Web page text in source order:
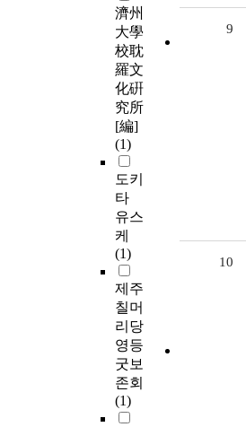
濟州
大學
校耽
羅文
化硏
究所
[編]
(1)
도키
타
유스
케
(1)
제주
칠머
리당
영등
굿보
존회
(1)
9
10